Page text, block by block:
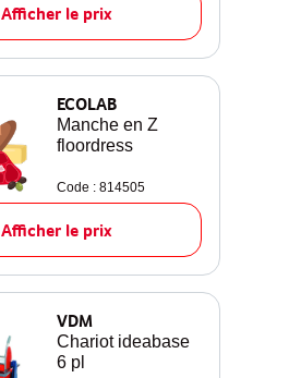
Afficher le prix
ECOLAB
Manche en Z
floordress
Code : 814505
Afficher le prix
VDM
Chariot ideabase
6 pl